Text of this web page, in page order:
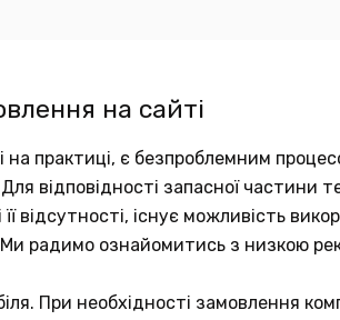
на сайті
на практиці, є безпроблемним
відповідності запасної частини
відсутності, існує можливість
радимо ознайомитись з низкою
При необхідності замовлення